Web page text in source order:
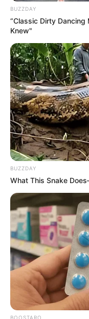
Wasserfälle zu
die im
riesigen Kuppel
46 m und ist 63 m
Kirchenkuppel in
deutsche Großstadt
Attraktionen und
Geschmack. Hierzu
Wahrzeichen, das
einem
empfehlen wir
Mit
BUZZDAY
“Classic Dirty
Knew"
BUZZDAY
What This Snake
BOOSTARO